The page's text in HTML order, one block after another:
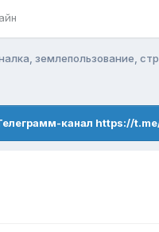
землепользование,
канал https://